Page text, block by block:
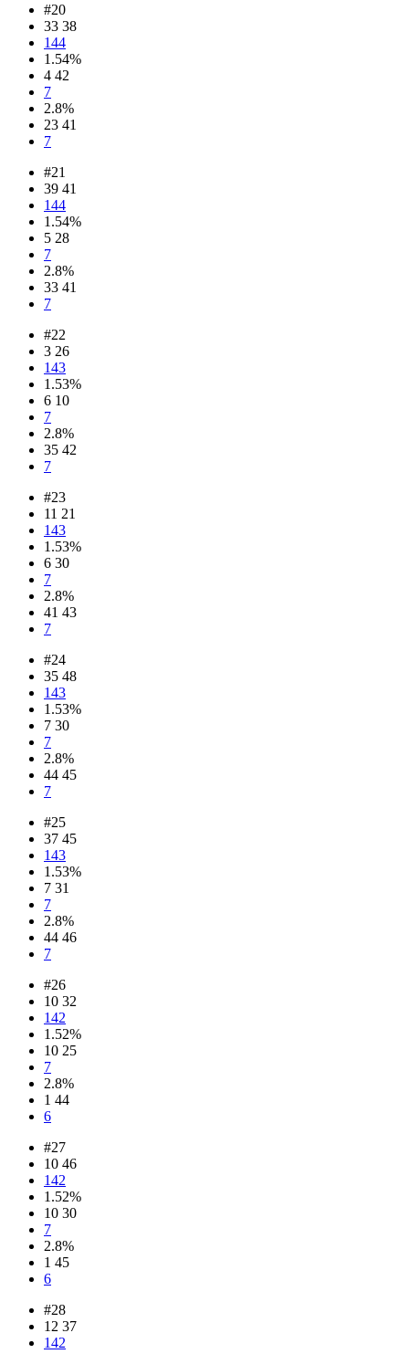
#20
33 38
144
1.54%
4 42
7
2.8%
23 41
7
#21
39 41
144
1.54%
5 28
7
2.8%
33 41
7
#22
3 26
143
1.53%
6 10
7
2.8%
35 42
7
#23
11 21
143
1.53%
6 30
7
2.8%
41 43
7
#24
35 48
143
1.53%
7 30
7
2.8%
44 45
7
#25
37 45
143
1.53%
7 31
7
2.8%
44 46
7
#26
10 32
142
1.52%
10 25
7
2.8%
1 44
6
#27
10 46
142
1.52%
10 30
7
2.8%
1 45
6
#28
12 37
142